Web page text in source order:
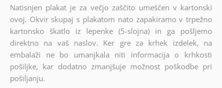
Natisnjen plakat je za večjo zaščito umeščen v kartonski
ovoj. Okvir skupaj s plakatom nato zapakiramo v trpežno
kartonsko škatlo iz lepenke (5-slojna) in ga pošljemo
direktno na vaš naslov. Ker gre za krhek izdelek, na
embalaži ne bo umanjkala niti informacija o krhkosti
pošiljke, kar dodatno zmanjšuje možnost poškodbe pri
pošiljanju.